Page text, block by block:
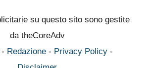
su questo sito sono gestite
da theCoreAdv
Redazione- Privacy Policy-